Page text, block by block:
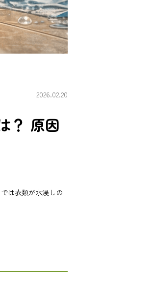
2026.02.20
？ 原因
は衣類が水浸しの